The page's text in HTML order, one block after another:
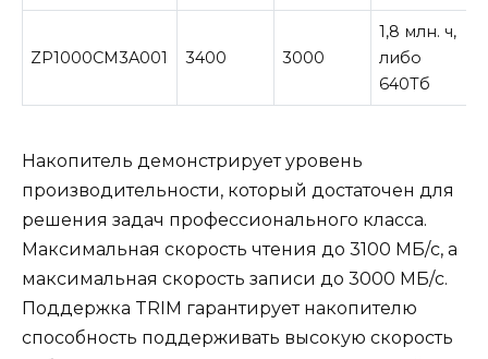
ZP1000CM3A001 3400 3000
1,8 млн. ч,
либо
640Тб
Накопитель демонстрирует уровень
производительности, который достаточен для
решения задач профессионального класса.
Максимальная скорость чтения до 3100 МБ/с, а
максимальная скорость записи до 3000 МБ/с.
Поддержка TRIM гарантирует накопителю
способность поддерживать высокую скорость